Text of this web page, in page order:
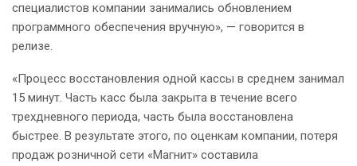
специалистов компании занимались обновлением
программного обеспечения вручную», — говорится в
релизе.
«Процесс восстановления одной кассы в среднем занимал
15 минут. Часть касс была закрыта в течение всего
трехдневного периода, часть была восстановлена
быстрее. В результате этого, по оценкам компании, потеря
продаж розничной сети «Магнит» составила